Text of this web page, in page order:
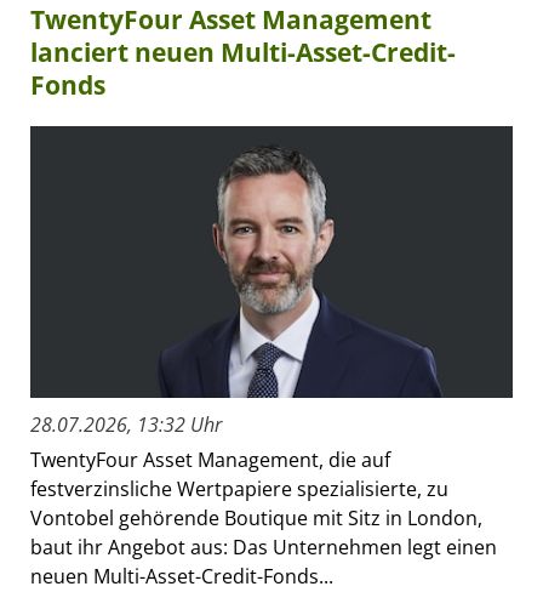
TwentyFour Asset Management
lanciert neuen Multi-Asset-Credit-
Fonds
28.07.2026, 13:32 Uhr
TwentyFour Asset Management, die auf
festverzinsliche Wertpapiere spezialisierte, zu
Vontobel gehörende Boutique mit Sitz in London,
baut ihr Angebot aus: Das Unternehmen legt einen
neuen Multi-Asset-Credit-Fonds...